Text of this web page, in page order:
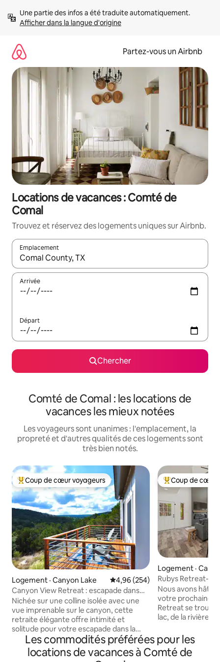
directement
Afficher dans la langue d'origine
Partez-vous un Airbnb
Locations de vacances : Comté de
Comal
Trouvez et réservez des logements uniques sur Airbnb.
Emplacement
Quand les résultats sont affichés, parcourez-les en utilisant
Arrivée
Départ
Chercher
Comté de Comal : les locations de
vacances les mieux notées
Les voyageurs sont unanimes : l'emplacement, la
propreté et d'autres qualités de ces logements sont
très bien notés.
Coup de cœur voyageurs parmi les plus aimés
Coup de cœur voyageurs
Logement · Canyon Lake Note moyenne de 4,96 sur 5,
4,96 (254)
Canyon View Retreat : escapade dans
les collines
Nichée sur une colline isolée avec une
vue imprenable sur le canyon, cette
retraite élégante offre intimité et
solitude pour votre escapade dans la
région de Hill Country. Parfaitement
situé sur le côté sud de Canyon Lake,
vous êtes à proximité du Whitewater
Coup de cœur
Coup de cœur
Logement ·
Rubys Retreat-
Nous avons hâte
votre prochaine
Retreat se trouve
lac, de la rivière
Schlitterbahn, de
Braunfels. Cette
3 lits/2 salles de
Les commodités préférées pour les
locations de vacances à Comté de